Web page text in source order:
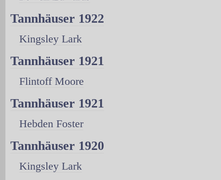
Tannhäuser 1922
Kingsley Lark
Tannhäuser 1921
Flintoff Moore
Tannhäuser 1921
Hebden Foster
Tannhäuser 1920
Kingsley Lark